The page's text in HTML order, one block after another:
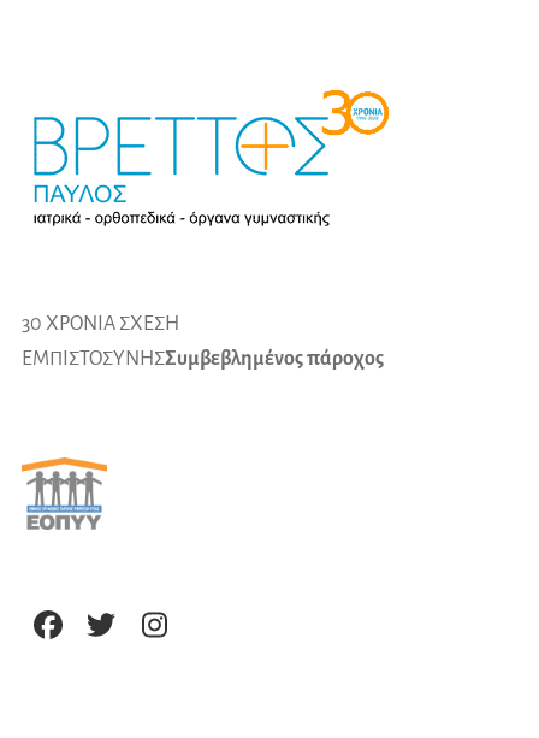
30 ΧΡΟΝΙΑ ΣΧΕΣΗ
ΕΜΠΙΣΤΟΣΥΝΗΣΣυμβεβλημένος πάροχος